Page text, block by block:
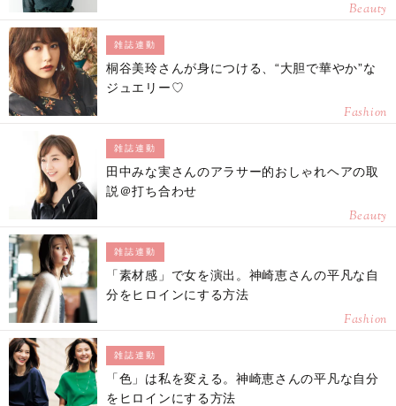
Beauty
雑誌連動
桐谷美玲さんが身につける、“大胆で華やか”な
ジュエリー♡
Fashion
雑誌連動
田中みな実さんのアラサー的おしゃれヘアの取
説＠打ち合わせ
Beauty
雑誌連動
「素材感」で女を演出。神崎恵さんの平凡な自
分をヒロインにする方法
Fashion
雑誌連動
「色」は私を変える。神崎恵さんの平凡な自分
をヒロインにする方法